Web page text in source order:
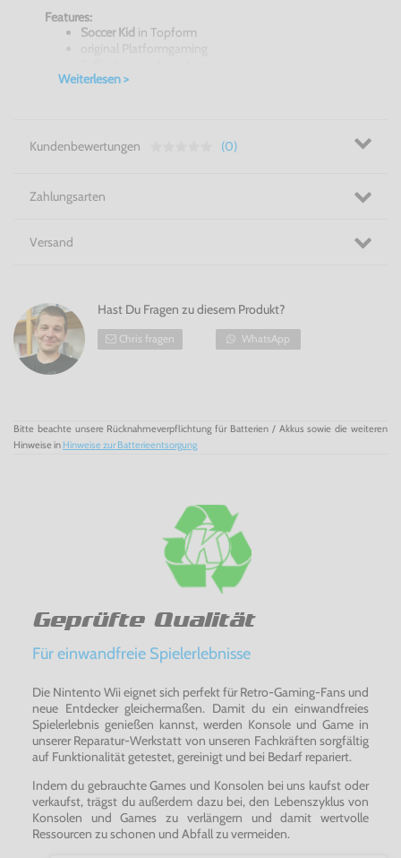
Features:
Soccer Kid in Topform
original Platformgaming
einfaches Gameplay
In unserem Shop finden Sie über 500 GameBoy Advance
GameBoy Advance (+ GBA SP) kompatibel sind.
Weiterlesen >
Kundenbewertungen (0)
Zahlungsarten
Versand
Hast Du Fragen zu diesem Produkt?
Chris fragen WhatsApp
Bitte beachte unsere Rücknahmeverpflichtung für Batterien / Akkus sowie die weiteren
Hinweise in Hinweise zur Batterieentsorgung
Geprüfte Qualität
Für einwandfreie Spielerlebnisse
Die Nintento Wii eignet sich perfekt für Retro-Gaming-Fans und
neue Entdecker gleichermaßen. Damit du ein einwandfreies
Spielerlebnis genießen kannst, werden Konsole und Game in
unserer Reparatur-Werkstatt von unseren Fachkräften sorgfältig
auf Funktionalität getestet, gereinigt und bei Bedarf repariert.
Indem du gebrauchte Games und Konsolen bei uns kaufst oder
verkaufst, trägst du außerdem dazu bei, den Lebenszyklus von
Konsolen und Games zu verlängern und damit wertvolle
Ressourcen zu schonen und Abfall zu vermeiden.